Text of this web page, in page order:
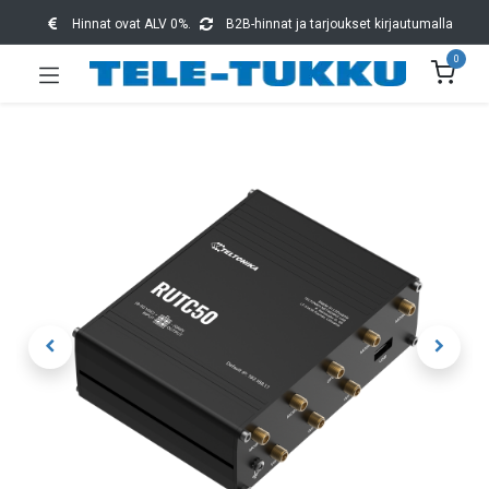
Hinnat ovat ALV 0%. B2B-hinnat ja tarjoukset kirjautumalla
0